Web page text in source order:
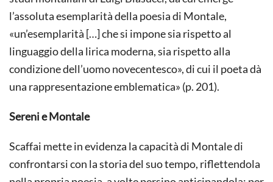
l’assoluta esemplarità della poesia di Montale,
«un’esemplarità […] che si impone sia rispetto al
linguaggio della lirica moderna, sia rispetto alla
condizione dell’uomo novecentesco», di cui il poeta dà
una rappresentazione emblematica» (p. 201).
Sereni e Montale
Scaffai mette in evidenza la capacità di Montale di
confrontarsi con la storia del suo tempo, riflettendola